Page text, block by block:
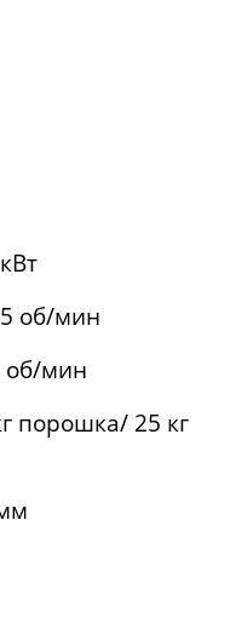
об/мин
об/мин
порошка/ 25 кг